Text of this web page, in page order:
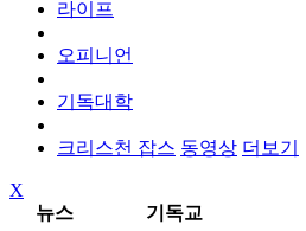
라이프
오피니언
기독대학
크리스천 잡스 동영상 더보기
X
뉴스
기독교